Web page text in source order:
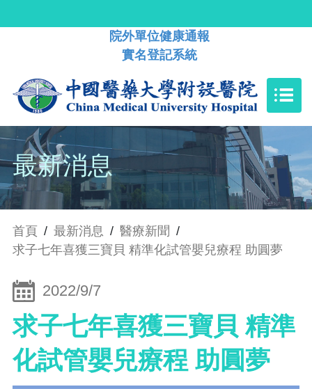
院外單位健康通報
實名登記系統
最新消息
首頁 / 最新消息 / 醫療新聞 /
求子七年喜獲三寶貝 精準化試管嬰兒療程 助圓夢
2022/9/7
求子七年喜獲三寶貝 精準
化試管嬰兒療程 助圓夢